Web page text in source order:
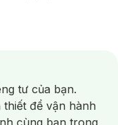
Hơi /Nước Rửa Tay/
Chải Điện/
Nước Súc Miệng/
/Dưỡng Vùng Kín/
Bọt Cạo Râu /Dao Cạo Râu/
tư của bạn.
để vận hành
cùng bạn trong